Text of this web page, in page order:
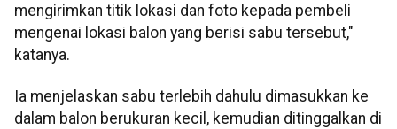
mengirimkan titik lokasi dan foto kepada pembeli
mengenai lokasi balon yang berisi sabu tersebut,"
katanya.
Ia menjelaskan sabu terlebih dahulu dimasukkan ke
dalam balon berukuran kecil, kemudian ditinggalkan di